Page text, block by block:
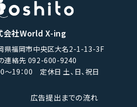
会社World X-ing
県福岡市中央区大名2-1-13-3F
連絡先 092-600-9240
〜19：00 定休日 土、日、祝日
広告提出までの流れ